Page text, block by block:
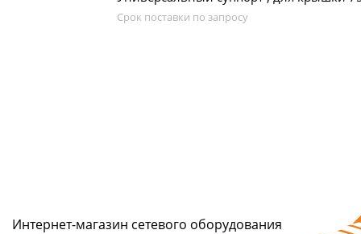
Срок поставки по запросу
Интернет-магазин сетeвого оборудования